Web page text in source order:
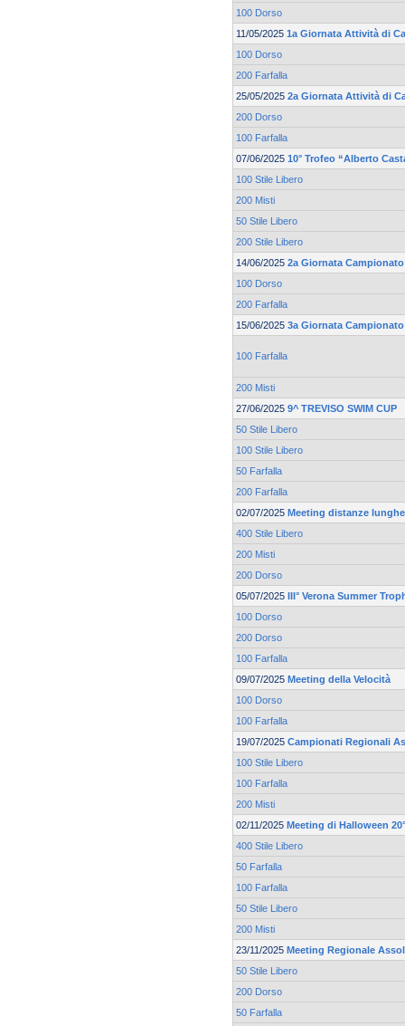
100 Dorso
11/05/2025 1a Giornata Attività di
100 Dorso
200 Farfalla
25/05/2025 2a Giornata Attività di
200 Dorso
100 Farfalla
07/06/2025 10° Trofeo “Alberto
100 Stile Libero
200 Misti
50 Stile Libero
200 Stile Libero
14/06/2025 2a Giornata
100 Dorso
200 Farfalla
15/06/2025 3a Giornata
100 Farfalla
200 Misti
27/06/2025 9^ TREVISO SWIM CUP
50 Stile Libero
100 Stile Libero
50 Farfalla
200 Farfalla
02/07/2025 Meeting distanze
400 Stile Libero
200 Misti
200 Dorso
05/07/2025 III° Verona Summer
100 Dorso
200 Dorso
100 Farfalla
09/07/2025 Meeting della Velocità
100 Dorso
100 Farfalla
19/07/2025 Campionati Regionali
100 Stile Libero
100 Farfalla
200 Misti
02/11/2025 Meeting di Halloween
400 Stile Libero
50 Farfalla
100 Farfalla
50 Stile Libero
200 Misti
23/11/2025 Meeting Regionale
50 Stile Libero
200 Dorso
50 Farfalla